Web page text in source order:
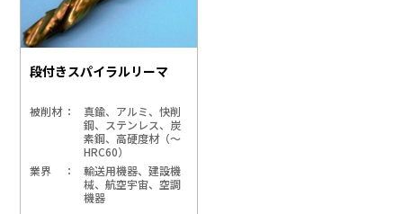
段付きスパイラルリーマ
被削材
真鍮、アルミ、快削
鋼、ステンレス、炭
素鋼、高硬度材（～
HRC60）
業界
輸送用機器、建設機
械、航空宇宙、空調
機器